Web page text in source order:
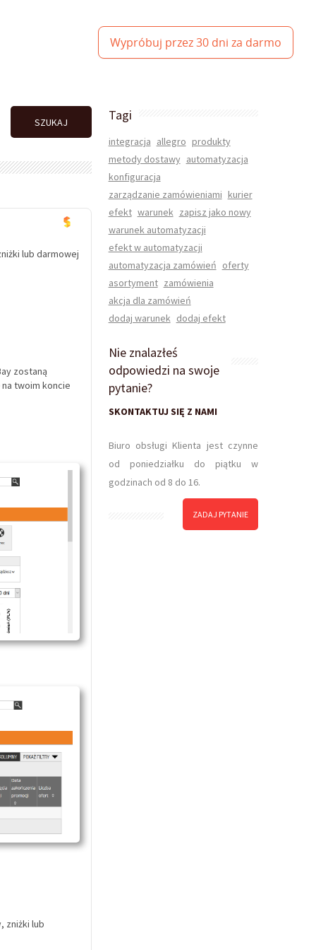
Wypróbuj przez 30 dni za darmo
SZUKAJ
lub darmowej
zostaną
twoim koncie
zniżki lub
Tagi
integracja allegro produkty
metody dostawy automatyzacja
konfiguracja
zarządzanie zamówieniami kurier
efekt warunek zapisz jako nowy
warunek automatyzacji
efekt w automatyzacji
automatyzacja zamówień oferty
asortyment zamówienia
akcja dla zamówień
dodaj warunek dodaj efekt
Nie znalazłeś
odpowiedzi na swoje
pytanie?
SKONTAKTUJ SIĘ Z NAMI
Biuro obsługi Klienta jest czynne
od poniedziałku do piątku w
godzinach od 8 do 16.
ZADAJ PYTANIE